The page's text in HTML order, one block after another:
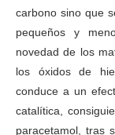
carbono sino que
pequeños y
novedad de los
los óxidos de
conduce a un
catalítica,
paracetamol, tras